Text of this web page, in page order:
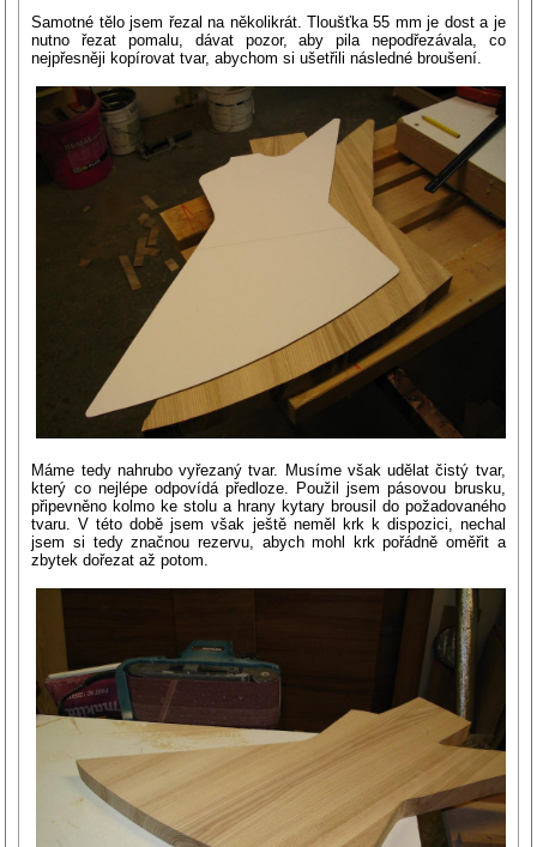
Samotné tělo jsem řezal na několikrát. Tloušťka 55 mm je dost a je
nutno řezat pomalu, dávat pozor, aby pila nepodřezávala, co
nejpřesněji kopírovat tvar, abychom si ušetřili následné broušení.
Máme tedy nahrubo vyřezaný tvar. Musíme však udělat čistý tvar,
který co nejlépe odpovídá předloze. Použil jsem pásovou brusku,
připevněno kolmo ke stolu a hrany kytary brousil do požadovaného
tvaru. V této době jsem však ještě neměl krk k dispozici, nechal
jsem si tedy značnou rezervu, abych mohl krk pořádně oměřit a
zbytek dořezat až potom.